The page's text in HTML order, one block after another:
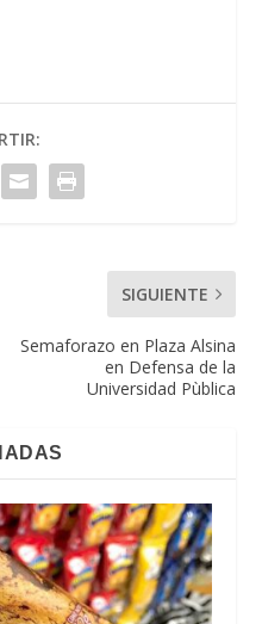
SIGUIENTE
Semaforazo en Plaza Alsina
en Defensa de la
Universidad Pùblica